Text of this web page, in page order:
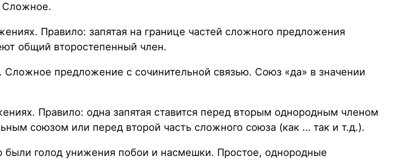
Сложное.
Правило: запятая на границе частей сложного предложения
общий второстепенный член.
предложение с сочинительной связью. Союз «да» в значении
Правило: одна запятая ставится перед вторым однородным членом
союзом или перед второй часть сложного союза (как … так и т.д.).
были голод унижения побои и насмешки. Простое, однородные